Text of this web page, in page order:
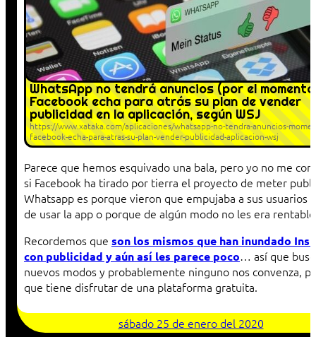
WhatsApp no tendrá anuncios (por el
Facebook echa para atrás su plan de vender
publicidad en la aplicación, según WSJ
https://www.xataka.com/aplicaciones/whatsapp-no-tendra-anuncios-
facebook-echa-para-atras-su-plan-vender-publicidad-aplicacion-wsj
Parece que hemos esquivado una bala, pero yo no me
si Facebook ha tirado por tierra el proyecto de meter
Whatsapp es porque vieron que empujaba a sus usuarios
de usar la app o porque de algún modo no les era
Recordemos que son los mismos que han inundado
con publicidad y aún así les parece poco… así que
nuevos modos y probablemente ninguno nos convenza,
que tiene disfrutar de una plataforma gratuita.
sábado 25 de enero del 2020